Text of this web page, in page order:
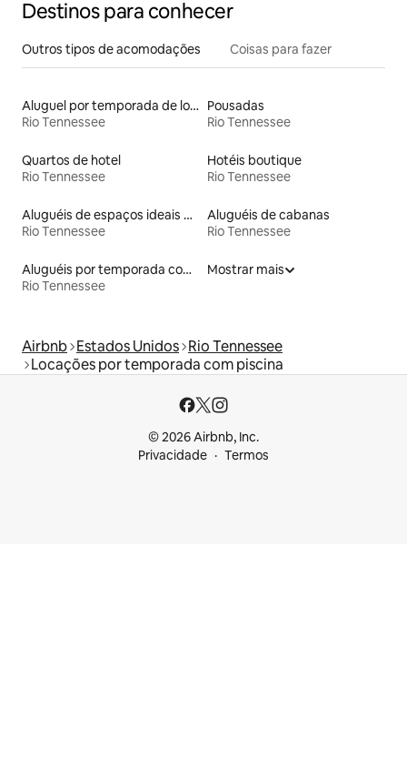
Destinos para conhecer
Outros tipos de acomodações Coisas para fazer
Aluguel por temporada de lofts
Rio Tennessee
Pousadas
Rio Tennessee
Quartos de hotel
Rio Tennessee
Hotéis boutique
Rio Tennessee
Aluguéis de espaços ideais para famílias
Rio Tennessee
Aluguéis de cabanas
Rio Tennessee
Aluguéis por temporada com acesso ao lago
Rio Tennessee
Mostrar mais
Airbnb Estados Unidos Rio Tennessee
Locações por temporada com piscina
© 2026 Airbnb, Inc.
Privacidade
Termos